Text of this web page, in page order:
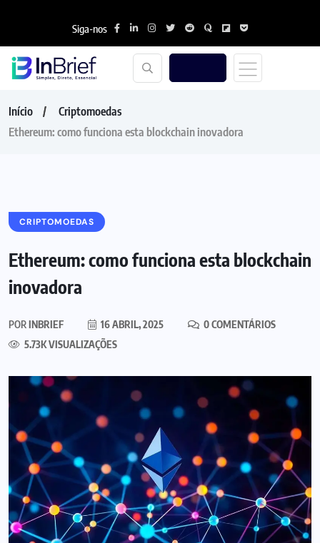
Siga-nos
Início
Criptomoedas
Ethereum: como funciona esta blockchain inovadora
CRIPTOMOEDAS
Ethereum: como funciona esta blockchain
inovadora
PORINBRIEF 16 ABRIL, 2025
0 COMENTÁRIOS
5.73K VISUALIZAÇÕES